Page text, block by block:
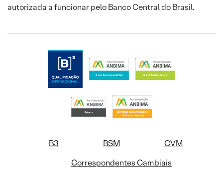
autorizada a funcionar pelo Banco Central do Brasil.
B3 BSM
CVM
Correspondentes Cambiais